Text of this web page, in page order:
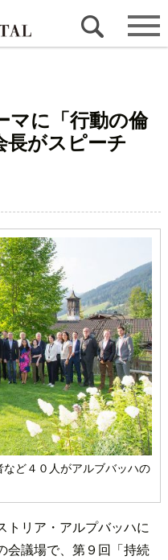
マに「行動の倫
がスピーチ
ど４０人がアルブバッハの
トリア・アルプバッハに
会議場で、第９回「持続